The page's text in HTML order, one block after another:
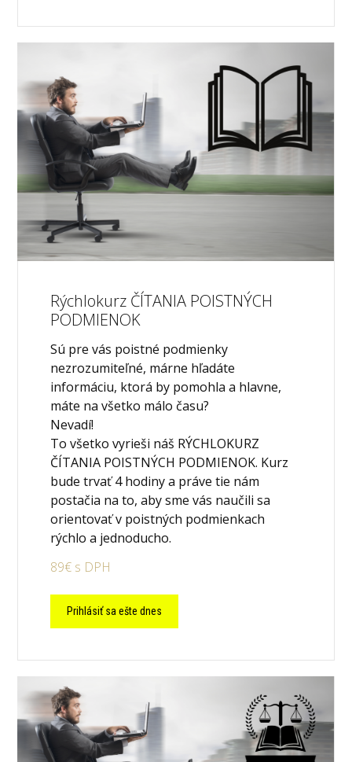
Rýchlokurz ČÍTANIA POISTNÝCH
PODMIENOK
Sú pre vás poistné podmienky
nezrozumiteľné, márne hľadáte
informáciu, ktorá by pomohla a hlavne,
máte na všetko málo času?
Nevadí!
To všetko vyrieši náš RÝCHLOKURZ
ČÍTANIA POISTNÝCH PODMIENOK. Kurz
bude trvať 4 hodiny a práve tie nám
postačia na to, aby sme vás naučili sa
orientovať v poistných podmienkach
rýchlo a jednoducho.
89€ s DPH
Prihlásiť sa ešte dnes